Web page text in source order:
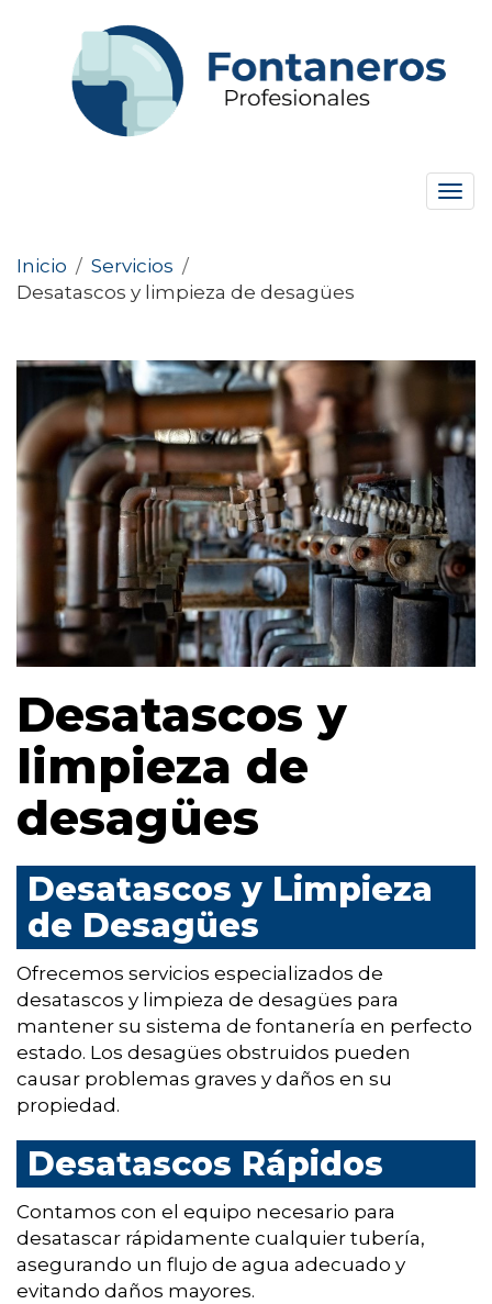
Inicio / Servicios /
Desatascos y limpieza de desagües
Desatascos y
limpieza de
desagües
Desatascos y Limpieza
de Desagües
Ofrecemos servicios especializados de
desatascos y limpieza de desagües para
mantener su sistema de fontanería en perfecto
estado. Los desagües obstruidos pueden
causar problemas graves y daños en su
propiedad.
Desatascos Rápidos
Contamos con el equipo necesario para
desatascar rápidamente cualquier tubería,
asegurando un flujo de agua adecuado y
evitando daños mayores.